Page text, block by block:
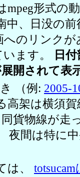
mpeg形式の
中、日没の
へのリンク
ます。
日
開されて表
（例: 2005-
高架は横須
貨物線が走
夜間は特に
は、